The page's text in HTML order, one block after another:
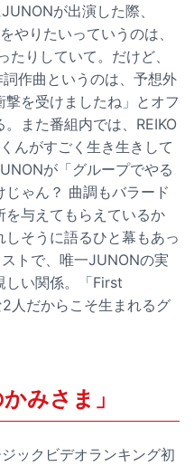
が出演した際、
やりたいっていうのは、
りしていて。だけど、
作曲というのは、予想外
を受けましたね」とオフ
また番組内では、REIKO
んがすごく生き生きして
が「グループでやる
ゃん？ 曲調もバラード
を与えてもらえているか
そうに語るひと幕もあっ
トで、唯一JUNONの実
しい関係。「First
人だからこそ生まれるグ
みさま」
ックビデオランキング初